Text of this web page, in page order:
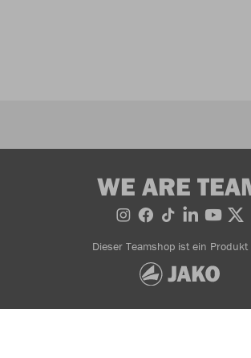
WE ARE
Dieser Teamshop ist ein Produkt